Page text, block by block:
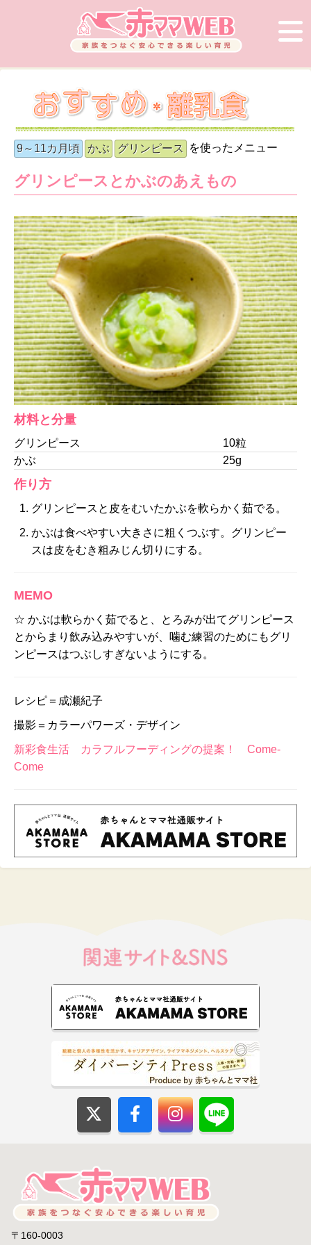
9～11カ月頃 かぶ グリンピース を使ったメニュー
グリンピースとかぶのあえもの
材料と分量
グリンピース
10粒
かぶ
25g
作り方
グリンピースと皮をむいたかぶを軟らかく茹でる。
かぶは食べやすい大きさに粗くつぶす。グリンピー
スは皮をむき粗みじん切りにする。
MEMO
☆ かぶは軟らかく茹でると、とろみが出てグリンピース
とからまり飲み込みやすいが、噛む練習のためにもグリ
ンピースはつぶしすぎないようにする。
レシピ＝成瀬紀子
撮影＝カラーパワーズ・デザイン
新彩食生活 カラフルフーディングの提案！ Come-
Come
〒160-0003